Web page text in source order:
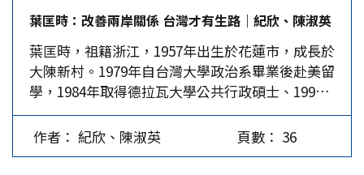
造一份全新的憲法之意，不僅僅止於在既有的憲法
基礎上修改而已。如果真是這樣，那就是一般所說
的「法理台獨」，相信在她上台之後，兩岸關係搞
到這等程度，大陸當局應該不會排除這種可能性
吧？…
藉此統一全黨的意志。
葉匡時：改善兩岸關係 台灣才有生路｜紀欣、陳淑英
葉匡時，祖籍浙江，1957年出生於花蓮市，成長於
大陳新村。1979年自台灣大學政治系畢業後赴美留
學，1984年取得德拉瓦大學公共行政碩士、1990
年獲卡內基美隆大學組織理論與政策分析博士，在
紐約州立大學石溪分校擔任一年的客座助理教授
後，於1991年回台服務。 葉匡時先至高雄中山大
作者： 紀欣、陳淑英 頁數： 36